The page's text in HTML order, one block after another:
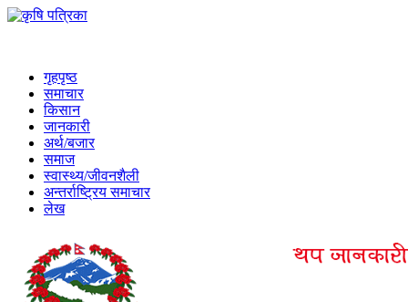
गृहपृष्ठ
समाचार
किसान
जानकारी
अर्थ/बजार
समाज
स्वास्थ्य/जीवनशैली
अन्तर्राष्ट्रिय समाचार
लेख